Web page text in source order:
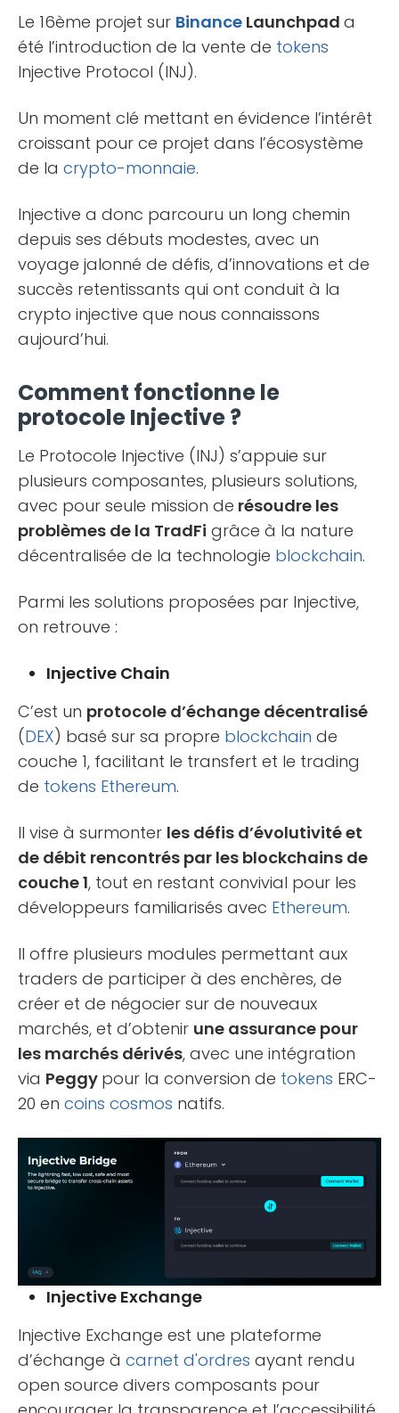
Le 16ème projet sur Binance Launchpad a
été l’introduction de la vente de tokens
Injective Protocol (INJ).
Un moment clé mettant en évidence l’intérêt
croissant pour ce projet dans l’écosystème
de la crypto-monnaie​​.
Injective a donc parcouru un long chemin
depuis ses débuts modestes, avec un
voyage jalonné de défis, d’innovations et de
succès retentissants qui ont conduit à la
crypto injective que nous connaissons
aujourd’hui.
Comment fonctionne le
protocole Injective ?
Le Protocole Injective (INJ) s’appuie sur
plusieurs composantes, plusieurs solutions,
avec pour seule mission de résoudre les
problèmes de la TradFi grâce à la nature
décentralisée de la technologie blockchain.
Parmi les solutions proposées par Injective,
on retrouve :
Injective Chain
C’est un protocole d’échange décentralisé
(DEX) basé sur sa propre blockchain de
couche 1, facilitant le transfert et le trading
de tokens Ethereum.
Il vise à surmonter les défis d’évolutivité et
de débit rencontrés par les blockchains de
couche 1, tout en restant convivial pour les
développeurs familiarisés avec Ethereum.
Il offre plusieurs modules permettant aux
traders de participer à des enchères, de
créer et de négocier sur de nouveaux
marchés, et d’obtenir une assurance pour
les marchés dérivés, avec une intégration
via Peggy pour la conversion de tokens ERC-
20 en coins cosmos natifs.
Injective Exchange
Injective Exchange est une plateforme
d’échange à carnet d'ordres ayant rendu
open source divers composants pour